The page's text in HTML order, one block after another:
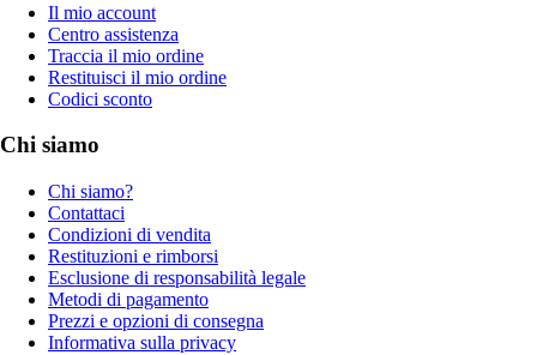
Il mio account
Centro assistenza
Traccia il mio ordine
Restituisci il mio ordine
Codici sconto
Chi siamo
Chi siamo?
Contattaci
Condizioni di vendita
Restituzioni e rimborsi
Esclusione di responsabilità legale
Metodi di pagamento
Prezzi e opzioni di consegna
Informativa sulla privacy